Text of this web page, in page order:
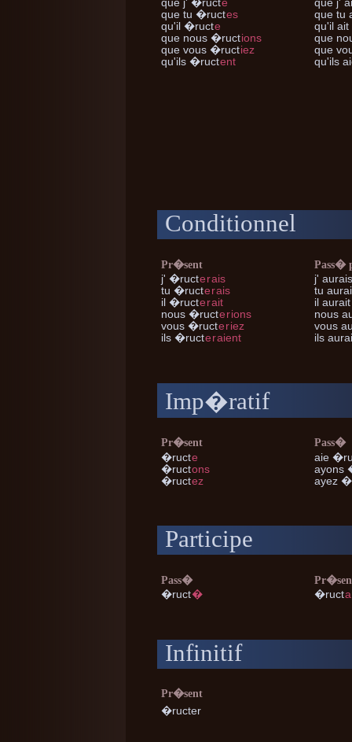
que tu �ructes
qu'il �ructe
que nous �ructions
que vous �ructiez
qu'ils �ructent
que tu
qu'il
que
que
qu'ils
Conditionnel
Pr�sent
j' �ructerais
tu �ructerais
il �ructerait
nous �ructerions
vous �ructeriez
ils �ructeraient
Pass�
j'
tu
il
nous
vous
ils
Imp�ratif
Pr�sent
�ructe
�ructons
�ructez
Pass�
aie
ayons
ayez
Participe
Pass�
�ruct�
�ruct
Infinitif
Pr�sent
�ructer